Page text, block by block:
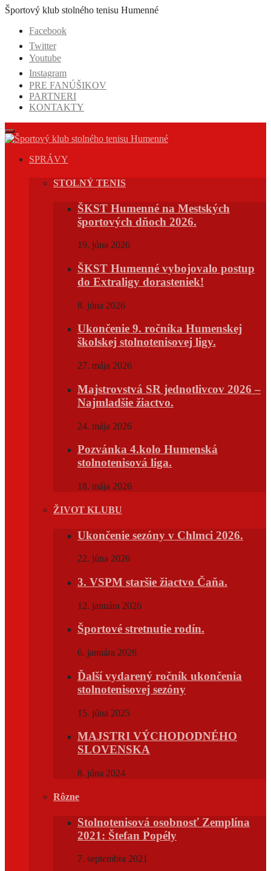
Prejsť
obsah
Športový klub stolného tenisu Humenné
Facebook
Twitter
Youtube
Instagram
PRE FANÚŠIKOV
PARTNERI
KONTAKTY
SPRÁVY
STOLNÝ TENIS
ŠKST Humenné na Mestských
športových dňoch 2026.
19. júna 2026
ŠKST Humenné vybojovalo postup
do Extraligy dorasteniek!
8. júna 2026
Ukončenie 9. ročníka Humenskej
školskej stolnotenisovej ligy.
27. mája 2026
Majstrovstvá SR jednotlivcov 2026 –
Najmladšie žiactvo.
24. mája 2026
Pozvánka 4.kolo Humenská
stolnotenisová liga.
18. mája 2026
ŽIVOT KLUBU
Ukončenie sezóny v Chlmci 2026.
22. júna 2026
3. VSPM staršie žiactvo Čaňa.
12. januára 2026
Športové stretnutie rodín.
6. januára 2026
Ďalší vydarený ročník ukončenia
stolnotenisovej sezóny
15. júna 2025
MAJSTRI VÝCHODODNÉHO
SLOVENSKA
8. júna 2024
Rôzne
Stolnotenisová osobnosť Zemplína
2021: Štefan Popély
7. septembra 2021